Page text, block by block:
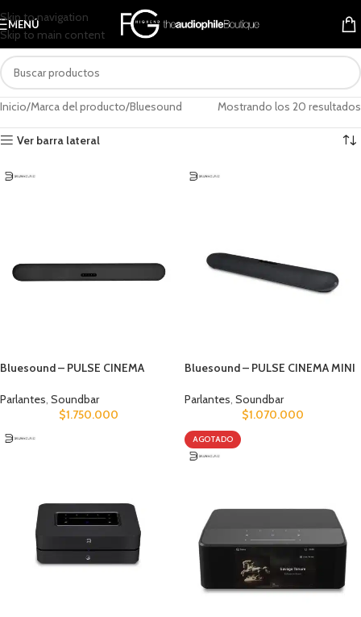
Skip to navigation
Skip to main content
MENÚ
Inicio Marca del producto Bluesound Mostrando los 20 resultados
Ver barra lateral
Bluesound – PULSE CINEMA
Parlantes, Soundbar
$1.750.000
Bluesound – PULSE CINEMA MINI
Parlantes, Soundbar
$1.070.000
AGOTADO